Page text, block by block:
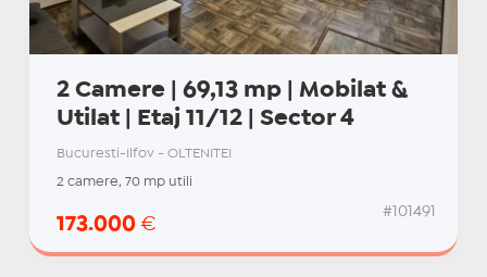
2 Camere | 69,13 mp | Mobilat &
Utilat | Etaj 11/12 | Sector 4
Bucuresti-Ilfov - OLTENITEI
2 camere, 70 mp utili
173.000 €
#101491